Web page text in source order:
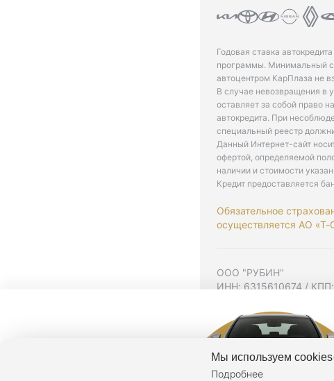
Годовая ставка
программы. Минимальный
автоцентром КарПлаза не
В случае невозвращения в
оставляет за собой право
автокредита. При
специальный реестр
Данный Интернет-сайт
офертой, определяемой
наличии и стоимости
Кредит предоставляется
Обязательное
осуществляется АО «Т-
ООО "РУБИН"
ИНН: 6315610674 /
Согласие на рекламную
Политика
Мы используем cookies
Подробнее